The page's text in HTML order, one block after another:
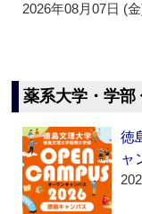
2026年08月07日 (
薬系大学・学部
徳
ャ